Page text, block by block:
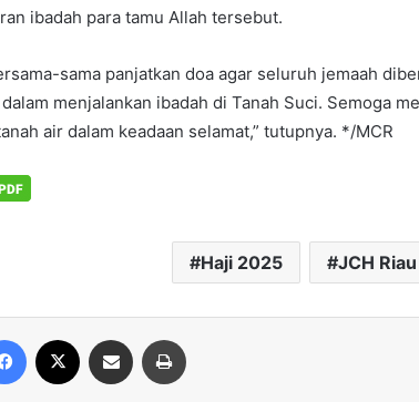
ibadah para tamu Allah tersebut.
sama panjatkan doa agar seluruh jemaah
menjalankan ibadah di Tanah Suci. Semoga
air dalam keadaan selamat,” tutupnya. */MCR
Haji 2025 JCH Riau